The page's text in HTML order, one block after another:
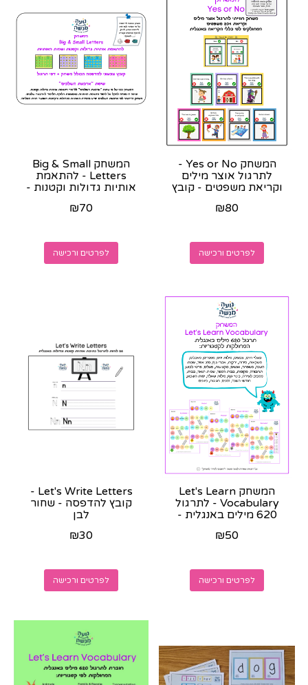
המשחק Yes or No -
לתרגול אוצר מילים
וקריאת משפטים - קובץ
₪80
לפרטים ורכישה
המשחק Big & Small
Letters - להתאמת
אותיות גדולות וקטנות -
+...
₪70
לפרטים ורכישה
המשחק Let's Learn
Vocabulary - לתרגול
620 מילים באנגלית -
₪50
לפרטים ורכישה
Let's Write Letters -
קובץ להדפסה - שחור
לבן
₪30
לפרטים ורכישה